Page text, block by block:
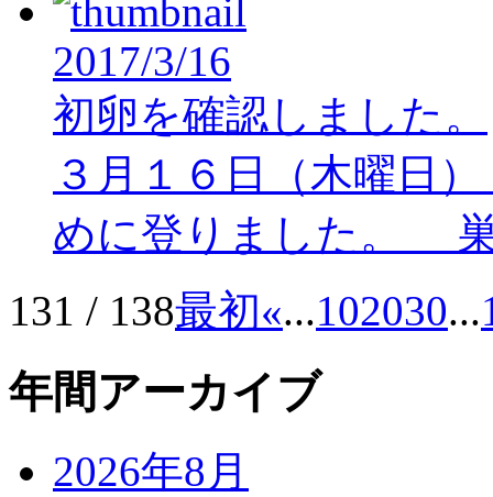
2017/3/16
初卵を確認しました。
３月１６日（木曜日
めに登りました。
131 / 138最初«...102030...
年間アーカイブ
2026年8月